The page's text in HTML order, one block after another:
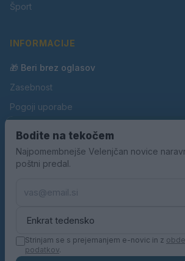
Šport
INFORMACIJE
🎁 Beri brez oglasov
Zasebnost
Pogoji uporabe
Oglaševanje
Kontakt
Bodite na tekočem
Najpomembnejše Velenjčan novice
poštni predal.
Strinjam se s prejemanjem e-novic in z
podatkov.